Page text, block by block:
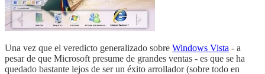
Una vez que el veredicto generalizado sobre Windows Vista - a
pesar de que Microsoft presume de grandes ventas - es que se ha
quedado bastante lejos de ser un éxito arrollador (sobre todo en